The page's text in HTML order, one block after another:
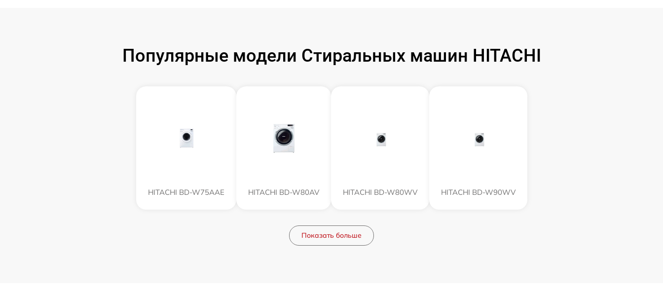
Популярные модели Стиральных машин HITACHI
HITACHI BD-W75AAE HITACHI BD-W80AV HITACHI BD-W80WV HITACHI BD-W90WV
Показать больше